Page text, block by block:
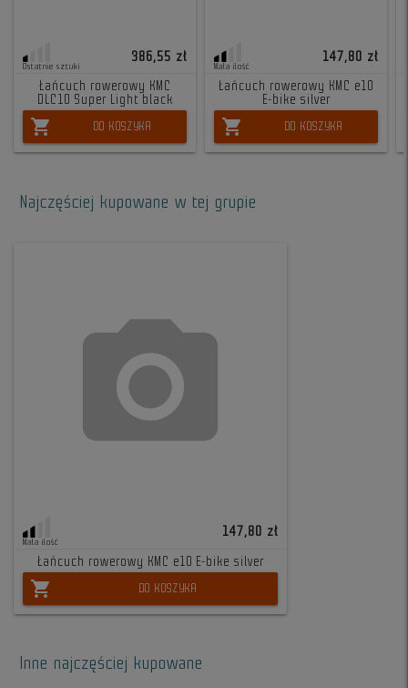
Ostatnie sztuki
386,55 zł
Łańcuch rowerowy KMC
DLC10 Super Light black
shopping_cart DO KOSZYKA
Mała ilość
147,80 zł
Łańcuch rowerowy KMC e10
E-bike silver
shopping_cart DO KOSZYKA
Najczęściej kupowane w tej grupie
Mała ilość
147,80 zł
Łańcuch rowerowy KMC e10 E-bike silver
shopping_cart DO KOSZYKA
Inne najczęściej kupowane